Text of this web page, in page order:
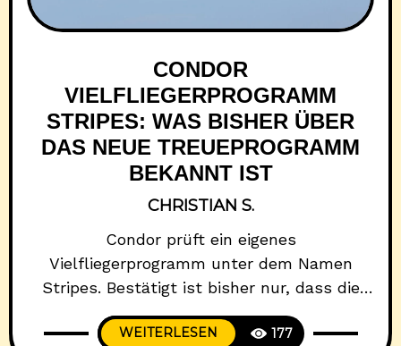
CONDOR
VIELFLIEGERPROGRAMM
STRIPES: WAS BISHER ÜBER
DAS NEUE TREUEPROGRAMM
BEKANNT IST
CHRISTIAN S.
Condor prüft ein eigenes
Vielfliegerprogramm unter dem Namen
Stripes. Bestätigt ist bisher nur, dass die
Airline verschiedene Vielfliegerkonzepte
untersucht; einen offiziellen Starttermin
WEITERLESEN 177